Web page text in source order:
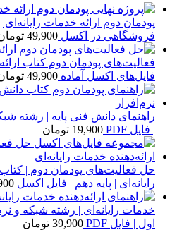
پودمان دوم ارائه خدمات رایانه‌ای
فروشگاهی در اکسل 49,900
فعالیت‌های پودمان دوم کتاب
فایل‌های اکسل آماده 49,900
راهنمای دانش فنی پایه | رشته
| فایل PDF
19,900 تومان
حل فعالیت‌های پودمان دوم | کتاب
رایانه‌ای | پایه دهم | فایل اکسل
خدمات رایانه‌ای | رشته شبکه و
اول | فایل PDF
39,900 تومان